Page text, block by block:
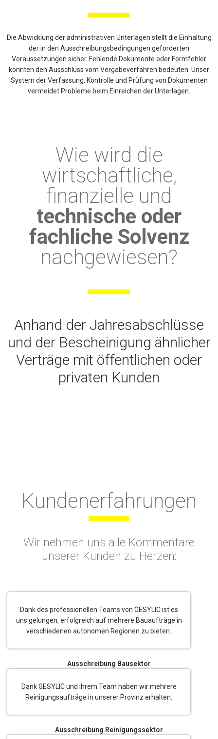
Die Abwicklung der administrativen Unterlagen stellt die Einhaltung
der in den Ausschreibungsbedingungen geforderten
Voraussetzungen sicher. Fehlende Dokumente oder Formfehler
könnten den Ausschluss vom Vergabeverfahren bedeuten. Unser
System der Verfassung, Kontrolle und Prüfung von Dokumenten
vermeidet Probleme beim Einreichen der Unterlagen.
Wie wird die
wirtschaftliche,
finanzielle und
technische oder
fachliche Solvenz
nachgewiesen?
Anhand der Jahresabschlüsse
und der Bescheinigung ähnlicher
Verträge mit öffentlichen oder
privaten Kunden
Kundenerfahrungen
Wir nehmen uns alle Kommentare
unserer Kunden zu Herzen:
Dank des professionellen Teams von GESYLIC ist es
uns gelungen, erfolgreich auf mehrere Bauaufträge in
verschiedenen autonomen Regionen zu bieten.
Ausschreibung Bausektor
Dank GESYLIC und ihrem Team haben wir mehrere
Reinigungsaufträge in unserer Provinz erhalten.
Ausschreibung Reinigungssektor